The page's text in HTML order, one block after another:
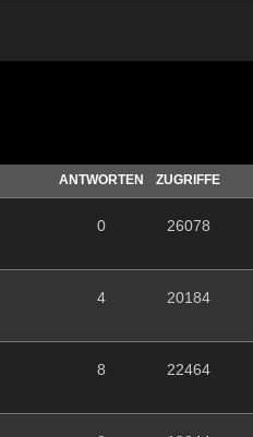
ANTWORTEN ZUGRIFFE
0 26078
4 20184
8 22464